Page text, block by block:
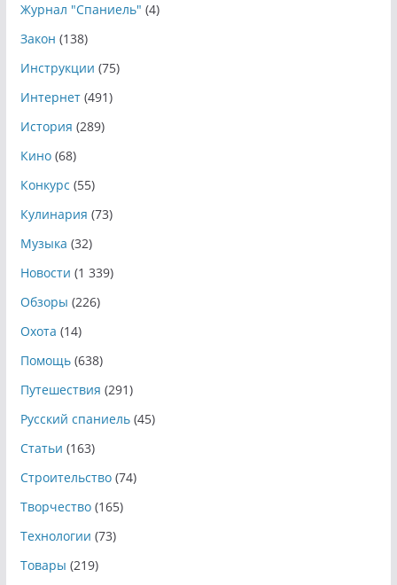
Журнал "Спаниель" (4)
Закон (138)
Инструкции (75)
Интернет(491)
История (289)
Кино(68)
Конкурс (55)
Кулинария (73)
Музыка (32)
Новости (1 339)
Обзоры (226)
Охота (14)
Помощь(638)
Путешествия (291)
Русский спаниель(45)
Статьи (163)
Строительство(74)
Творчество(165)
Технологии (73)
Товары (219)